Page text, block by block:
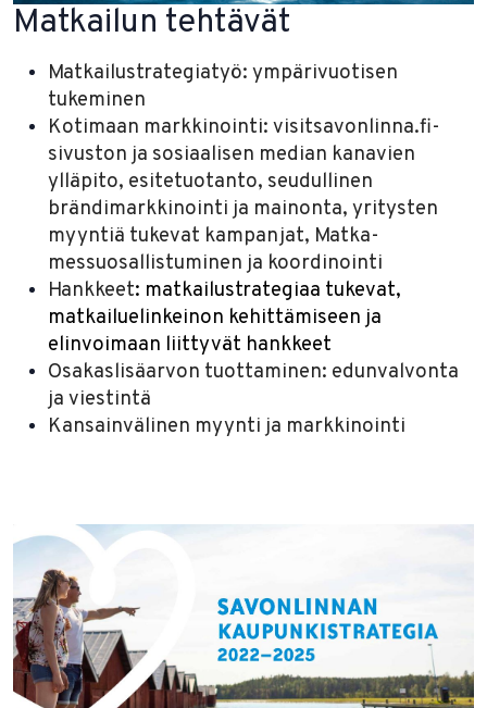
Matkailun tehtävät
Matkailustrategiatyö: ympärivuotisen
tukeminen
Kotimaan markkinointi: visitsavonlinna.fi-
sivuston ja sosiaalisen median kanavien
ylläpito, esitetuotanto, seudullinen
brändimarkkinointi ja mainonta, yritysten
myyntiä tukevat kampanjat, Matka-
messuosallistuminen ja koordinointi
Hankkeet​: matkailustrategiaa tukevat,
matkailuelinkeinon kehittämiseen ja
elinvoimaan liittyvät hankkeet
​​Osakaslisäarvon tuottaminen: edunvalvonta
ja viestintä
Kansainvälinen myynti ja markkinointi